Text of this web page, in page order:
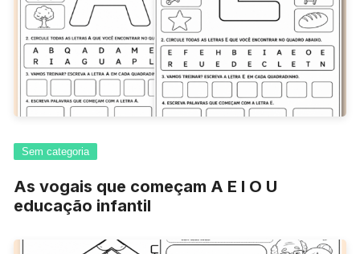
Sem categoria
As vogais que começam A E I O U
educação infantil